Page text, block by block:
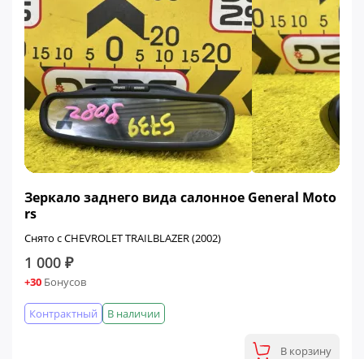
Зеркало заднего вида салонное General Moto
rs
Снято с CHEVROLET TRAILBLAZER (2002)
1 000 ₽
+30 Бонусов
В наличии
Контрактный
В корзину